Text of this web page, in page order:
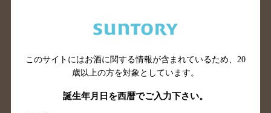
広島県のバー検索
岡山県のバー検索
島根県のバー検索
徳島県のバー検索
高知県のバー検索
福岡県のバー検索
このサイトにはお酒に関する情報が含まれているため、 20
歳以上の方を対象としています。
誕生年月日を西暦でご入力下さい。